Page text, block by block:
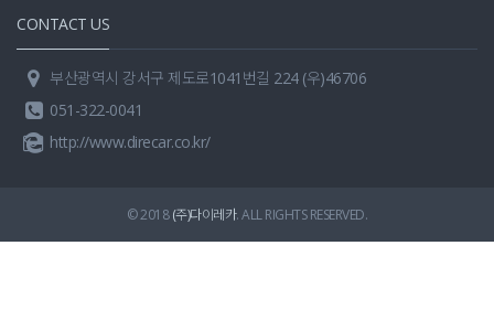
CONTACT US
부산광역시 강서구 제도로1041번길 224 (우)46706
051-322-0041
http://www.direcar.co.kr/
© 2018(주)다이레카. ALL RIGHTS RESERVED.